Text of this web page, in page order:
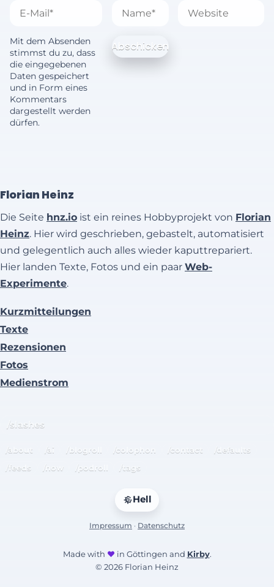
Mit dem Absenden
stimmst du zu, dass
die eingegebenen
Daten gespeichert
und in Form eines
Kommentars
dargestellt werden
dürfen.
Florian Heinz
Die Seite hnz.io ist ein reines Hobbyprojekt von Florian
Heinz. Hier wird geschrieben, gebastelt, automatisiert
und gelegentlich auch alles wieder kaputtrepariert.
Hier landen Texte, Fotos und ein paar Web-
Experimente.
Kurzmitteilungen
Texte
Rezensionen
Fotos
Medienstrom
/slashes
/about /ai /blogroll /colophon /contact
/defaults
/feeds
/now /podroll /tags
Hell
Impressum · Datenschutz
Made with ♥ in Göttingen and Kirby.
© 2026 Florian Heinz